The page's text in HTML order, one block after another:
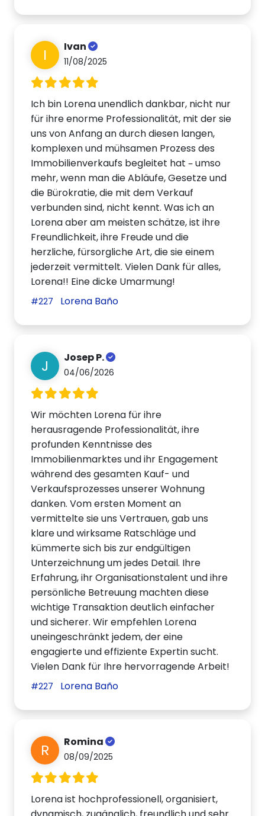
I Ivan
11/08/2025
Ich bin Lorena unendlich dankbar, nicht nur
für ihre enorme Professionalität, mit der sie
uns von Anfang an durch diesen langen,
komplexen und mühsamen Prozess des
Immobilienverkaufs begleitet hat – umso
mehr, wenn man die Abläufe, Gesetze und
die Bürokratie, die mit dem Verkauf
verbunden sind, nicht kennt. Was ich an
Lorena aber am meisten schätze, ist ihre
Freundlichkeit, ihre Freude und die
herzliche, fürsorgliche Art, die sie einem
jederzeit vermittelt. Vielen Dank für alles,
Lorena!! Eine dicke Umarmung!
#227 Lorena Baño
J Josep P.
04/06/2026
Wir möchten Lorena für ihre
herausragende Professionalität, ihre
profunden Kenntnisse des
Immobilienmarktes und ihr Engagement
während des gesamten Kauf- und
Verkaufsprozesses unserer Wohnung
danken. Vom ersten Moment an
vermittelte sie uns Vertrauen, gab uns
klare und wirksame Ratschläge und
kümmerte sich bis zur endgültigen
Unterzeichnung um jedes Detail. Ihre
Erfahrung, ihr Organisationstalent und ihre
persönliche Betreuung machten diese
wichtige Transaktion deutlich einfacher
und sicherer. Wir empfehlen Lorena
uneingeschränkt jedem, der eine
engagierte und effiziente Expertin sucht.
Vielen Dank für Ihre hervorragende Arbeit!
#227 Lorena Baño
R Romina
08/09/2025
Lorena ist hochprofessionell, organisiert,